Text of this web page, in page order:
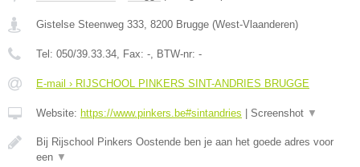
Gistelse Steenweg 333, 8200 Brugge (West-Vlaanderen)
Tel: 050/39.33.34, Fax: -, BTW-nr: -
E-mail › RIJSCHOOL PINKERS SINT-ANDRIES BRUGGE
Website: https://www.pinkers.be#sintandries Screenshot ▼
Bij Rijschool Pinkers Oostende ben je aan het goede adres voor
een ▼